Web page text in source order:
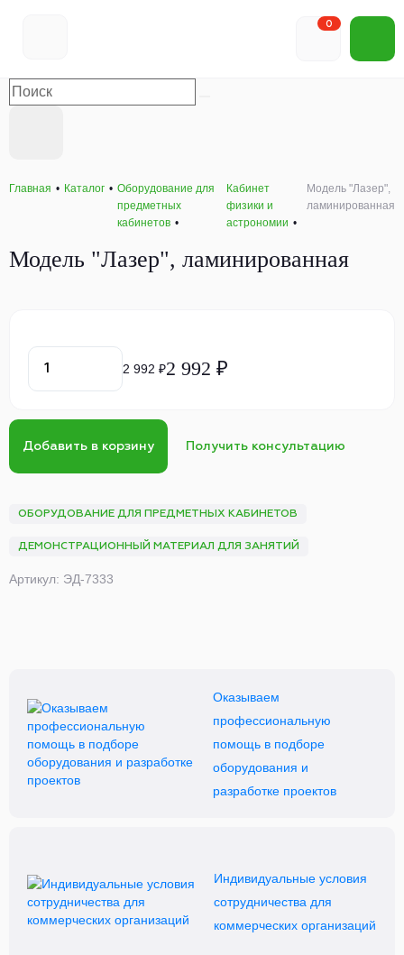
0
Главная Каталог
Оборудование для
предметных
кабинетов
Кабинет
физики и
астрономии
Модель "Лазер",
ламинированная
Модель "Лазер", ламинированная
ОБОРУДОВАНИЕ ДЛЯ ПРЕДМЕТНЫХ КАБИНЕТОВ
ДЕМОНСТРАЦИОННЫЙ МАТЕРИАЛ ДЛЯ ЗАНЯТИЙ
Артикул: ЭД-7333
2 992 ₽2 992 ₽
Добавить в корзину Получить консультацию
Оказываем
профессиональную
помощь в подборе
оборудования и
разработке проектов
Индивидуальные условия
сотрудничества для
коммерческих организаций